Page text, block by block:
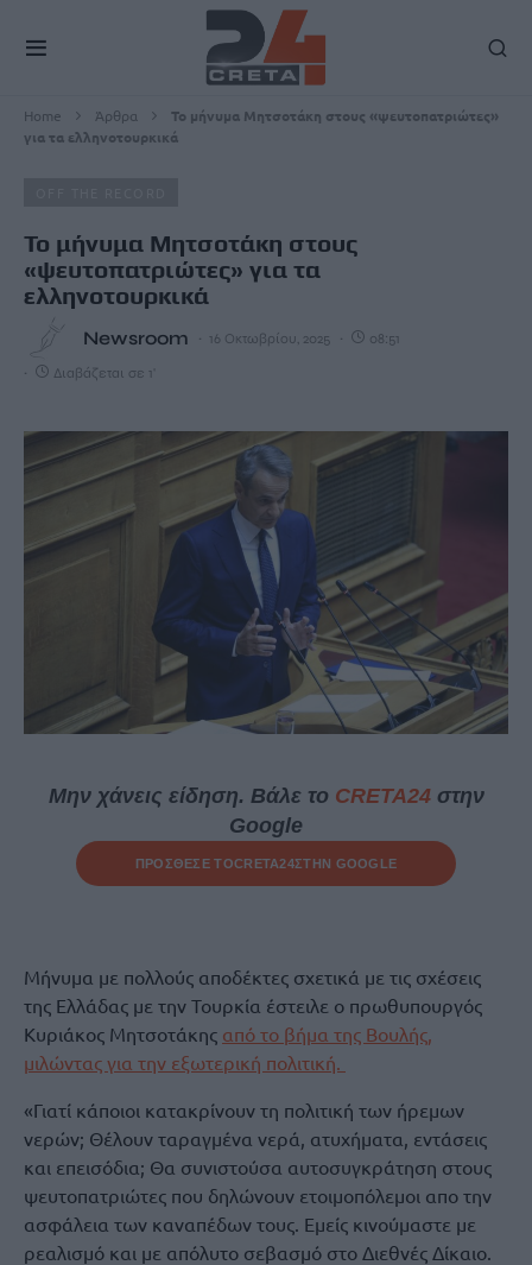
Home Άρθρα
Το μήνυμα Μητσοτάκη στους «ψευτοπατριώτες»
για τα ελληνοτουρκικά
Το μήνυμα Μητσοτάκη στους
«ψευτοπατριώτες» για τα
ελληνοτουρκικά
Newsroom 16 Οκτωβρίου, 2025 08:51
Διαβάζεται σε 1'
Μην χάνεις είδηση. Βάλε το CRETA24στην
Google
ΠΡΟΣΘΕΣΕ ΤΟCRETA24ΣΤΗΝ GOOGLE
Μήνυμα με πολλούς αποδέκτες σχετικά με τις σχέσεις
της Ελλάδας με την Τουρκία έστειλε ο πρωθυπουργός
Κυριάκος Μητσοτάκης από το βήμα της Βουλής,
μιλώντας για την εξωτερική πολιτική.
«Γιατί κάποιοι κατακρίνουν τη πολιτική των ήρεμων
νερών; Θέλουν ταραγμένα νερά, ατυχήματα, εντάσεις
και επεισόδια; Θα συνιστούσα αυτοσυγκράτηση στους
ψευτοπατριώτες που δηλώνουν ετοιμοπόλεμοι απο την
ασφάλεια των καναπέδων τους. Εμείς κινούμαστε με
ρεαλισμό και με απόλυτο σεβασμό στο Διεθνές Δίκαιο.